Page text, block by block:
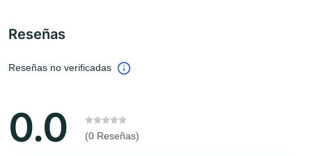
Reseñas
Reseñas no verificadas
0.0 (0 Reseñas)